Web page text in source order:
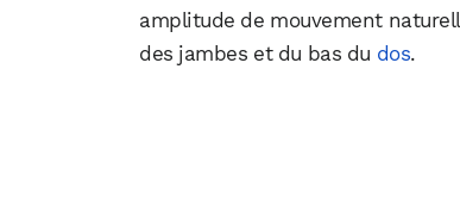
amplitude de mouvement
des jambes et du bas du dos.